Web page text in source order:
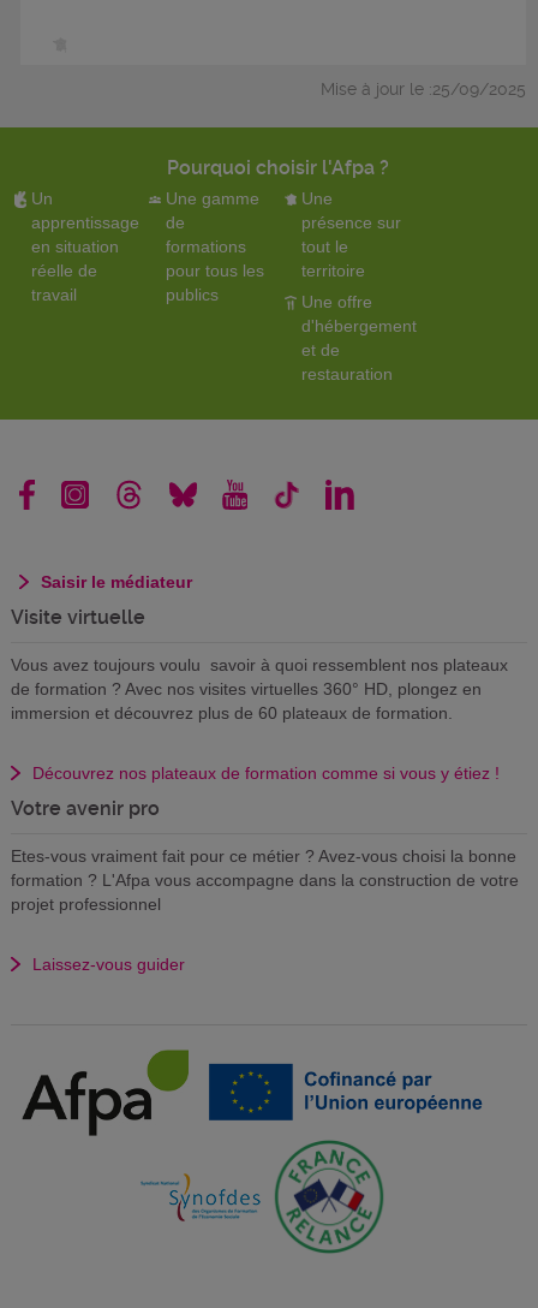
Mise à jour le :25/09/2025
Pourquoi choisir l'Afpa ?
Un
apprentissage
en situation
réelle de
travail
Une gamme
de
formations
pour tous les
publics
Une
présence sur
tout le
territoire
Une offre
d'hébergement
et de
restauration
Saisir le médiateur
Visite virtuelle
Vous avez toujours voulu savoir à quoi ressemblent nos plateaux
de formation ? Avec nos visites virtuelles 360° HD, plongez en
immersion et découvrez plus de 60 plateaux de formation.
Découvrez nos plateaux de formation comme si vous y étiez !
Votre avenir pro
Etes-vous vraiment fait pour ce métier ? Avez-vous choisi la bonne
formation ? L'Afpa vous accompagne dans la construction de votre
projet professionnel
Laissez-vous guider